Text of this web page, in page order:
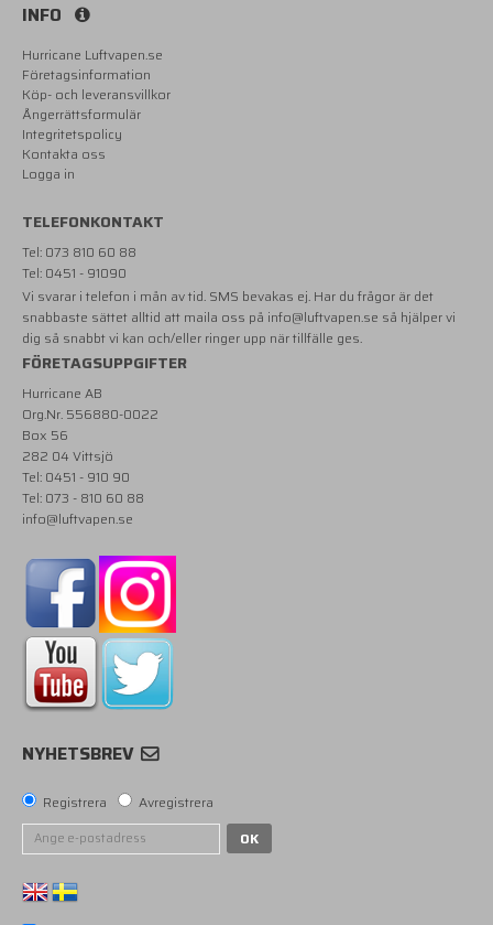
INFO
Hurricane Luftvapen.se
Företagsinformation
Köp- och leveransvillkor
Ångerrättsformulär
Integritetspolicy
Kontakta oss
Logga in
TELEFONKONTAKT
Tel: 073 810 60 88
Tel: 0451 - 91090
Vi svarar i telefon i mån av tid. SMS bevakas ej. Har du frågor är det
snabbaste sättet alltid att maila oss på info@luftvapen.se så hjälper vi
dig så snabbt vi kan och/eller ringer upp när tillfälle ges.
FÖRETAGSUPPGIFTER
Hurricane AB
Org.Nr. 556880-0022
Box 56
282 04 Vittsjö
Tel: 0451 - 910 90
Tel: 073 - 810 60 88
info@luftvapen.se
NYHETSBREV
Registrera
Avregistrera
OK